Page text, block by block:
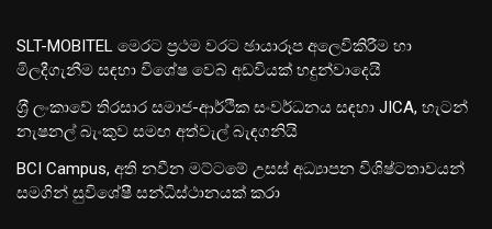
SLT-MOBITEL මෙරට ප්‍රථම වරට ඡායාරූප අලෙවිකිරීම හා
මිලදීගැනීම සඳහා විශේෂ වෙබ් අඩවියක් හදුන්වාදෙයි
ශ‍්‍රී ලංකාවේ තිරසාර සමාජ-ආර්ථික සංවර්ධනය සඳහා JICA, හැටන්
නැෂනල් බැංකුව සමඟ අත්වැල් බැඳගනියි
BCI Campus, අති නවීන මට්ටමේ උසස් අධ්‍යාපන විශිෂ්ටතාවයන්
සමගින් සුවිශේෂී සන්ධිස්ථානයක් කරා